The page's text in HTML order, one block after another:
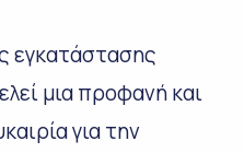
εγκατάστασης
μια προφανή και
για την